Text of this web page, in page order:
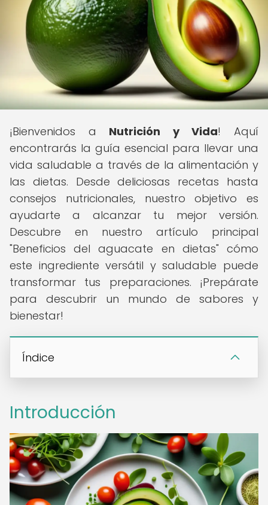
¡Bienvenidos a Nutrición y Vida! Aquí
encontrarás la guía esencial para llevar una
vida saludable a través de la alimentación y
las dietas. Desde deliciosas recetas hasta
consejos nutricionales, nuestro objetivo es
ayudarte a alcanzar tu mejor versión.
Descubre en nuestro artículo principal
"Beneficios del aguacate en dietas" cómo
este ingrediente versátil y saludable puede
transformar tus preparaciones. ¡Prepárate
para descubrir un mundo de sabores y
bienestar!
Índice
Introducción